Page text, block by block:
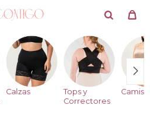
Calzas
Tops y
Correctores